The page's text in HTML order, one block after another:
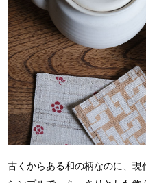
古くからある和の柄なのに、現